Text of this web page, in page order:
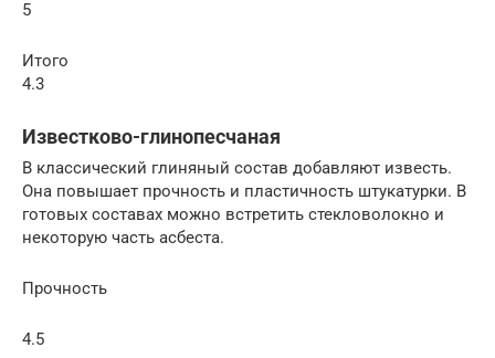
5
Итого
4.3
Известково-глинопесчаная
В классический глиняный состав добавляют известь.
Она повышает прочность и пластичность штукатурки. В
готовых составах можно встретить стекловолокно и
некоторую часть асбеста.
Прочность
4.5